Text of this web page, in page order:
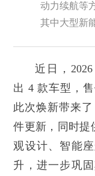
动力续航等
其中大型新
近日，
出 4 款车型，售
此次焕新带来
件更新，同时提
观设计、智能
升，进一步巩